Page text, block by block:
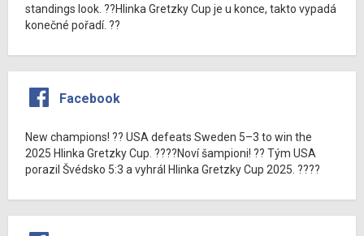
standings look. ??Hlinka Gretzky Cup je u konce, takto vypadá
konečné pořadí. ??
Facebook
New champions! ?? USA defeats Sweden 5–3 to win the
2025 Hlinka Gretzky Cup. ????Noví šampioni! ?? Tým USA
porazil Švédsko 5:3 a vyhrál Hlinka Gretzky Cup 2025. ????